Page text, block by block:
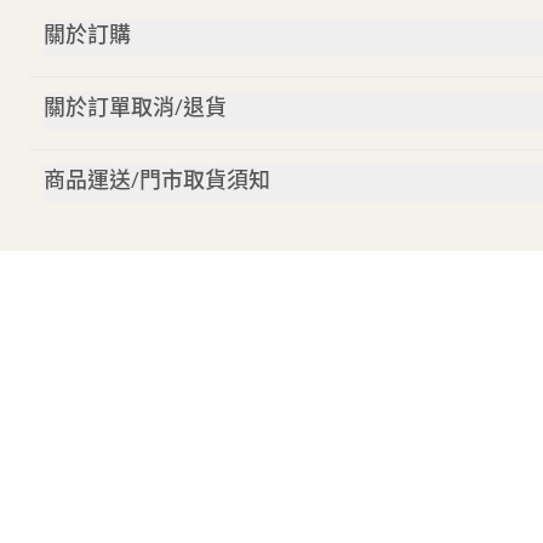
關於訂購
關於訂單取消/退貨
商品運送/門市取貨須知